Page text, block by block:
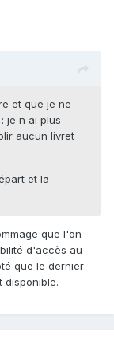
et que je ne
je n ai plus
aucun livret
et la
que l'on
d'accès au
que le dernier
disponible.